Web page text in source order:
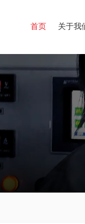
首页 关于我